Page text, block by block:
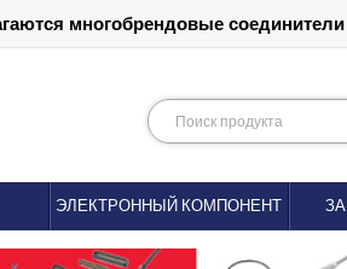
многобрендовые
ЭЛЕКТРОННЫЙ КОМПОНЕНТ